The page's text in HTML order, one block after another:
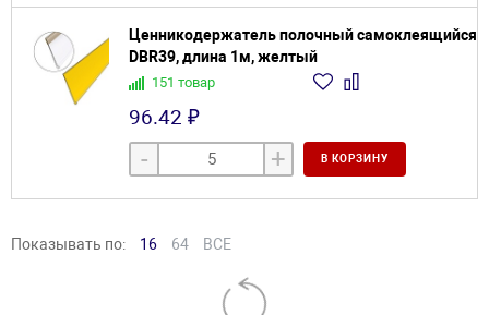
Ценникодержатель полочный самоклеящийся
DBR39, длина 1м, желтый
151 товар
96.42 ₽
- + В КОРЗИНУ
Показывать по: 16 64 ВСЕ